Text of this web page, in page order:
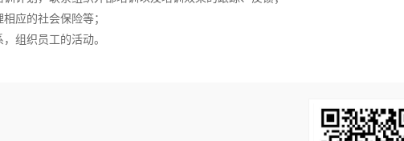
应的社会保险等；
组织员工的活动。